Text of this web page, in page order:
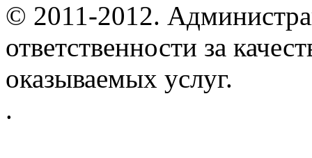
© 2011-2012.
ответственности за
оказываемых услуг.
.